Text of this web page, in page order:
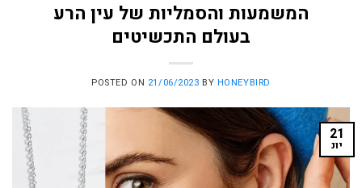
המשמעות והסמליות של עין הרע
בעולם התכשיטים
POSTED ON 21/06/2023 BY HONEYBIRD
21
יונ